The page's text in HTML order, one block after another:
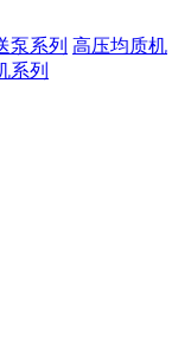
泵系列 高压均质机
系列